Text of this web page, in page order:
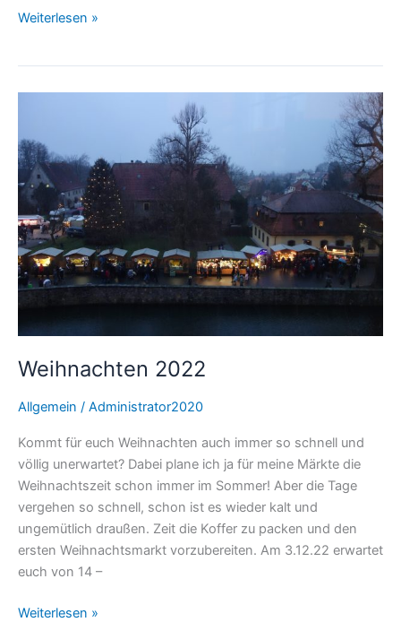
Weiterlesen »
Weihnachten 2022
Allgemein / Administrator2020
Kommt für euch Weihnachten auch immer so schnell und
völlig unerwartet? Dabei plane ich ja für meine Märkte die
Weihnachtszeit schon immer im Sommer! Aber die Tage
vergehen so schnell, schon ist es wieder kalt und
ungemütlich draußen. Zeit die Koffer zu packen und den
ersten Weihnachtsmarkt vorzubereiten. Am 3.12.22 erwartet
euch von 14 –
Weiterlesen »